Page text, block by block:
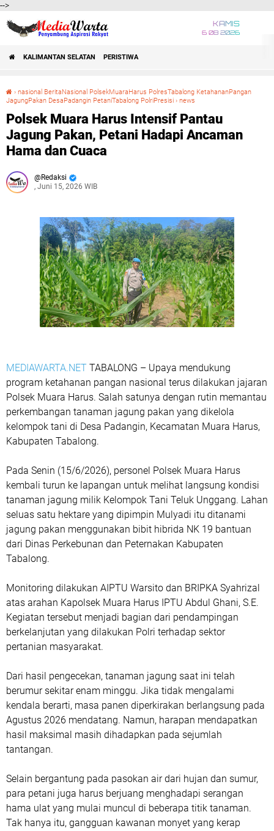
-->
KAMIS
6 08 2026
KALIMANTAN SELATAN PERISTIWA
› nasional BeritaNasional PolsekMuaraHarus PolresTabalong KetahananPangan
JagungPakan DesaPadangin PetaniTabalong PolriPresisi › news
Polsek Muara Harus Intensif Pantau
Jagung Pakan, Petani Hadapi Ancaman
Hama dan Cuaca
Redaksi
, Juni 15, 2026 WIB
MEDIAWARTA.NET TABALONG – Upaya mendukung
program ketahanan pangan nasional terus dilakukan jajaran
Polsek Muara Harus. Salah satunya dengan rutin memantau
perkembangan tanaman jagung pakan yang dikelola
kelompok tani di Desa Padangin, Kecamatan Muara Harus,
Kabupaten Tabalong.
Pada Senin (15/6/2026), personel Polsek Muara Harus
kembali turun ke lapangan untuk melihat langsung kondisi
tanaman jagung milik Kelompok Tani Teluk Unggang. Lahan
seluas satu hektare yang dipimpin Mulyadi itu ditanami
jagung pakan menggunakan bibit hibrida NK 19 bantuan
dari Dinas Perkebunan dan Peternakan Kabupaten
Tabalong.
Monitoring dilakukan AIPTU Warsito dan BRIPKA Syahrizal
atas arahan Kapolsek Muara Harus IPTU Abdul Ghani, S.E.
Kegiatan tersebut menjadi bagian dari pendampingan
berkelanjutan yang dilakukan Polri terhadap sektor
pertanian masyarakat.
Dari hasil pengecekan, tanaman jagung saat ini telah
berumur sekitar enam minggu. Jika tidak mengalami
kendala berarti, masa panen diperkirakan berlangsung pada
Agustus 2026 mendatang. Namun, harapan mendapatkan
hasil maksimal masih dihadapkan pada sejumlah
tantangan.
Selain bergantung pada pasokan air dari hujan dan sumur,
para petani juga harus berjuang menghadapi serangan
hama ulat yang mulai muncul di beberapa titik tanaman.
Tak hanya itu, gangguan kawanan monyet yang kerap